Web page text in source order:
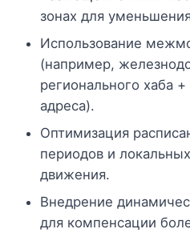
зонах для
Использование
(например,
регионального хаба
адреса).
Оптимизация
периодов и
движения.
Внедрение
для компенсации